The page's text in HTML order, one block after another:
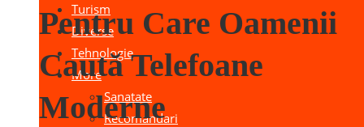
Turism
Diverse
Tehnologie
More
Sanatate
Recomandari
Pentru Care Oamenii
Caută Telefoane
Moderne